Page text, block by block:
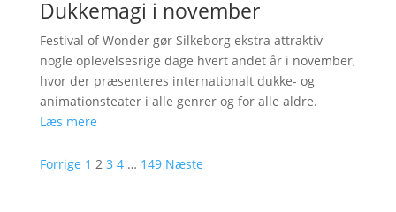
Dukkemagi i november
Festival of Wonder gør Silkeborg ekstra attraktiv
nogle oplevelsesrige dage hvert andet år i november,
hvor der præsenteres internationalt dukke- og
animationsteater i alle genrer og for alle aldre.
Læs mere
Forrige 1 2 3 4 … 149 Næste